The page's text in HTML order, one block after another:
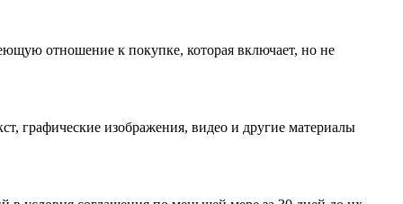
отношение к покупке, которая включает, но не
графические изображения, видео и другие материалы